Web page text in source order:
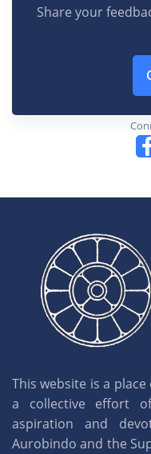
Share your
This website is a
a collective effort
aspiration and
Aurobindo and the